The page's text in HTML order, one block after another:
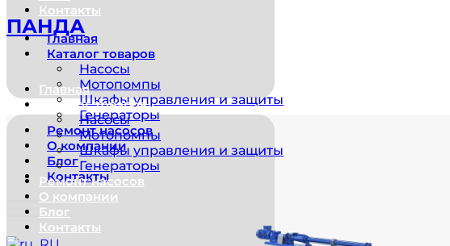
Контакты
Главная
Каталог товаров
Насосы
Мотопомпы
Шкафы управления и защиты
Генераторы
Ремонт насосов
О компании
Блог
Контакты
ПАНДА
Главная
Каталог товаров
Насосы
Мотопомпы
Шкафы управления и защиты
Генераторы
Ремонт насосов
О компании
Блог
Контакты